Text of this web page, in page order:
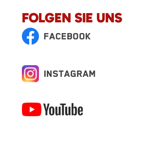
FOLGEN SIE UNS